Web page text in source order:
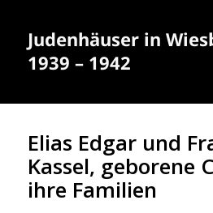
Judenhäuser in
1939 – 1942
Elias Edgar und
Kassel, geborene
ihre Familien